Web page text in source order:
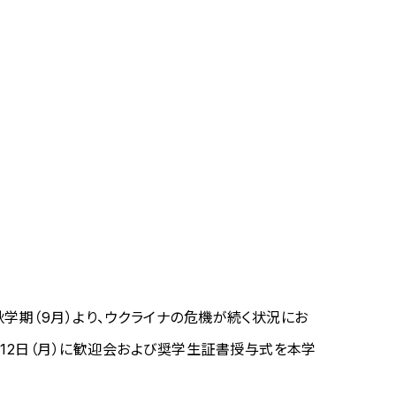
期（9月）より、ウクライナの危機が続く状況にお
日（月）に歓迎会および奨学生証書授与式を本学